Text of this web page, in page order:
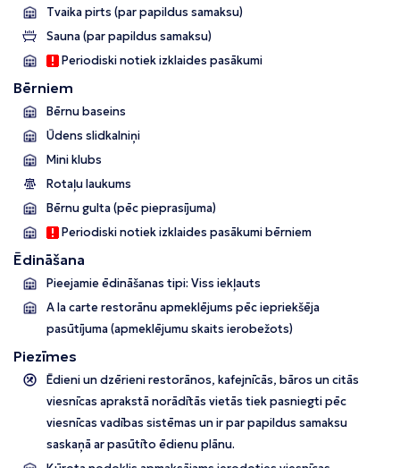
Tvaika pirts (par papildus samaksu)
Sauna (par papildus samaksu)
Periodiski notiek izklaides pasākumi
Bērniem
Bērnu baseins
Ūdens slidkalniņi
Mini klubs
Rotaļu laukums
Bērnu gulta (pēc pieprasījuma)
Periodiski notiek izklaides pasākumi bērniem
Ēdināšana
Pieejamie ēdināšanas tipi: Viss iekļauts
A la carte restorānu apmeklējums pēc iepriekšēja
pasūtījuma (apmeklējumu skaits ierobežots)
Piezīmes
Ēdieni un dzērieni restorānos, kafejnīcās, bāros un citās
viesnīcas aprakstā norādītās vietās tiek pasniegti pēc
viesnīcas vadības sistēmas un ir par papildus samaksu
saskaņā ar pasūtīto ēdienu plānu.